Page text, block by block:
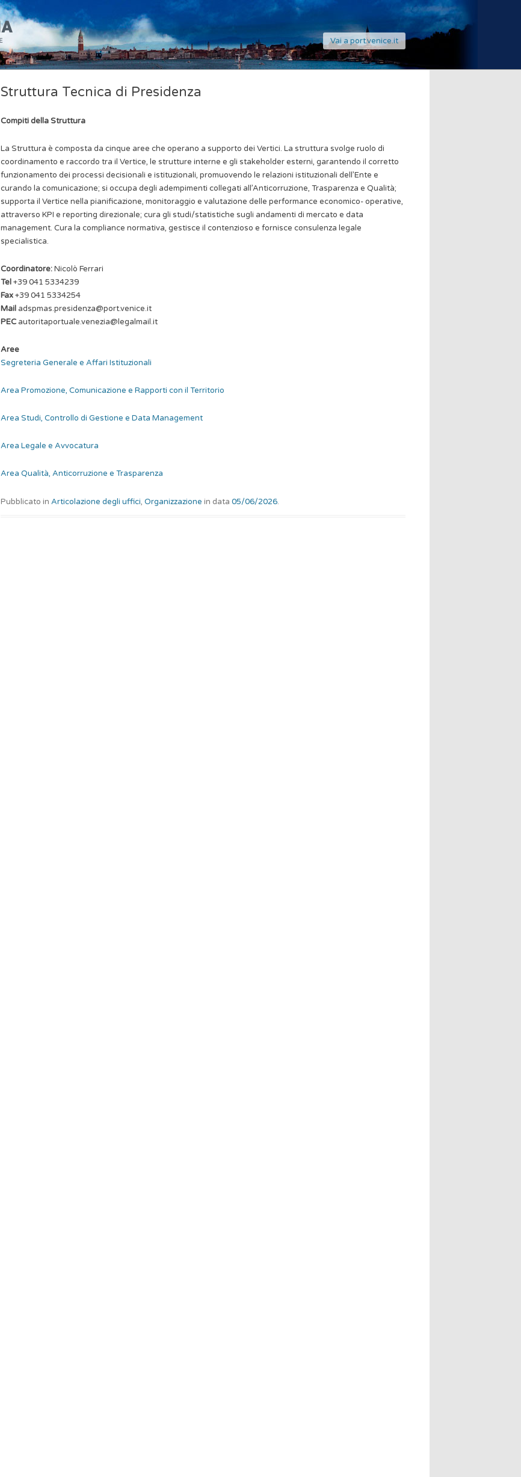
Vai a port.venice.it
Struttura Tecnica di Presidenza
Compiti della Struttura
La Struttura è composta da cinque aree che operano a supporto dei Vertici. La struttura svolge ruolo di
coordinamento e raccordo tra il Vertice, le strutture interne e gli stakeholder esterni, garantendo il corretto
funzionamento dei processi decisionali e istituzionali, promuovendo le relazioni istituzionali dell’Ente e
curando la comunicazione; si occupa degli adempimenti collegati all’Anticorruzione, Trasparenza e Qualità;
supporta il Vertice nella pianificazione, monitoraggio e valutazione delle performance economico- operative,
attraverso KPI e reporting direzionale; cura gli studi/statistiche sugli andamenti di mercato e data
management. Cura la compliance normativa, gestisce il contenzioso e fornisce consulenza legale
specialistica.
Coordinatore:Nicolò Ferrari
Tel+39 041 5334239
Fax+39 041 5334254
Mail adspmas.presidenza@port.venice.it
PEC autoritaportuale.venezia@legalmail.it
Aree
Segreteria Generale e Affari Istituzionali
Area Promozione, Comunicazione e Rapporti con il Territorio
Area Studi, Controllo di Gestione e Data Management
Area Legale e Avvocatura
Area Qualità, Anticorruzione e Trasparenza
Pubblicato in Articolazione degli uffici, Organizzazione in data 05/06/2026.